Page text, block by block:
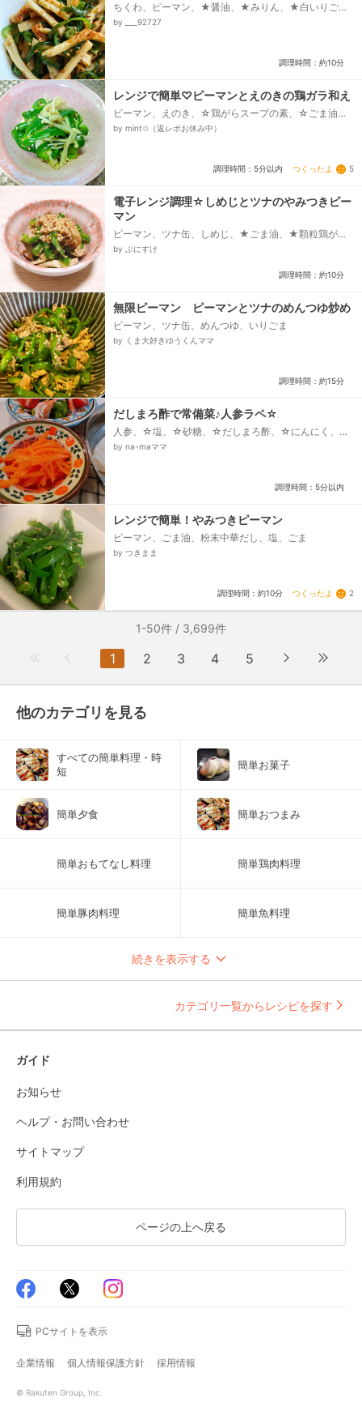
ちくわ、ピーマン、★醤油、★みりん、★白いりご
ま、ごま油
by ___92727
調理時間：約10分
レンジで簡単♡ピーマンとえのきの鶏ガラ和え
ピーマン、えのき、☆鶏がらスープの素、☆ごま油、
☆いりごま、☆しょうゆ
by mint✩（返レポお休み中）
調理時間：5分以内 つくったよ 5
電子レンジ調理☆しめじとツナのやみつきピー
マン
ピーマン、ツナ缶、しめじ、★ごま油、★顆粒鶏がら
スープ、★醤油、★塩こしょう、白ごま
by ぶにすけ
調理時間：約10分
無限ピーマン ピーマンとツナのめんつゆ炒め
ピーマン、ツナ缶、めんつゆ、いりごま
by くま大好きゆうくんママ
調理時間：約15分
だしまろ酢で常備菜♪人参ラペ☆
人参、☆塩、☆砂糖、☆だしまろ酢、☆にんにく、☆
オリーブオイル
by na-maママ
調理時間：5分以内
レンジで簡単！やみつきピーマン
ピーマン、ごま油、粉末中華だし、塩、ごま
by つきまま
調理時間：約10分 つくったよ 2
1-50件 / 3,699件
1 2 3 4 5
他のカテゴリを見る
すべての簡単料理・時
短
簡単お菓子
簡単夕食 簡単おつまみ
簡単おもてなし料理 簡単鶏肉料理
簡単豚肉料理 簡単魚料理
続きを表示する
カテゴリ一覧からレシピを探す
ガイド
お知らせ
ヘルプ・お問い合わせ
サイトマップ
利用規約
ページの上へ戻る
PCサイトを表示
企業情報 個人情報保護方針 採用情報
© Rakuten Group, Inc.